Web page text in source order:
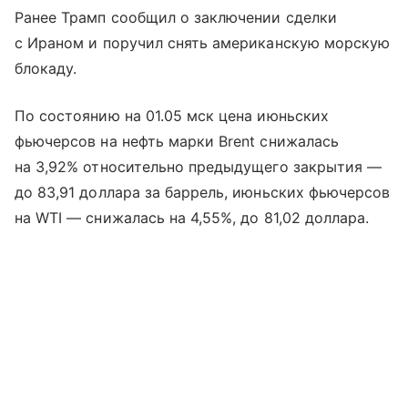
Ранее Трамп сообщил о заключении сделки
с Ираном и поручил снять американскую морскую
блокаду.
По состоянию на 01.05 мск цена июньских
фьючерсов на нефть марки Brent снижалась
на 3,92% относительно предыдущего закрытия —
до 83,91 доллара за баррель, июньских фьючерсов
на WTI — снижалась на 4,55%, до 81,02 доллара.